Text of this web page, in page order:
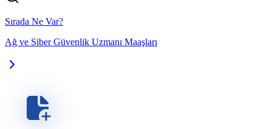
Sırada Ne Var?
Ağ ve Siber Güvenlik Uzmanı Maaşları